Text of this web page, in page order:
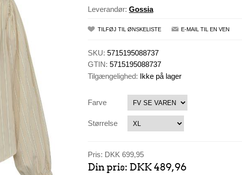
Leverandør: Gossia
TILFØJ TIL ØNSKELISTE E-MAIL TIL EN VEN
SKU: 5715195088737
GTIN: 5715195088737
Tilgængelighed: Ikke på lager
Farve
Størrelse
Pris: DKK 699,95
Din pris: DKK 489,96